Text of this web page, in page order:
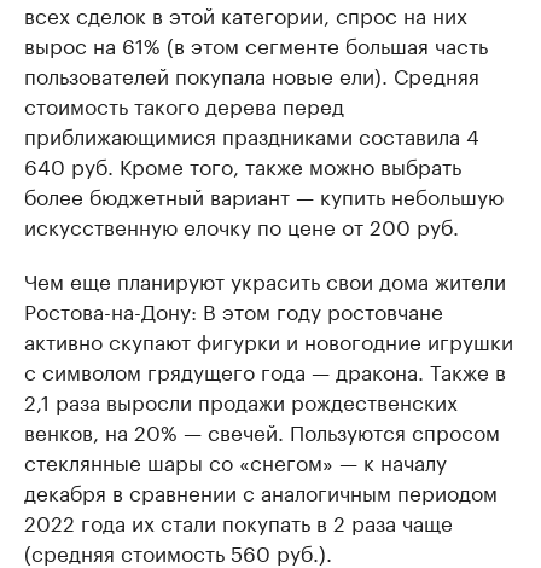
всех сделок в этой категории, спрос на них
вырос на 61% (в этом сегменте большая часть
пользователей покупала новые ели). Средняя
стоимость такого дерева перед
приближающимися праздниками составила 4
640 руб. Кроме того, также можно выбрать
более бюджетный вариант — купить небольшую
искусственную елочку по цене от 200 руб.
Чем еще планируют украсить свои дома жители
Ростова-на-Дону: В этом году ростовчане
активно скупают фигурки и новогодние игрушки
с символом грядущего года — дракона. Также в
2,1 раза выросли продажи рождественских
венков, на 20% — свечей. Пользуются спросом
стеклянные шары со «снегом» — к началу
декабря в сравнении с аналогичным периодом
2022 года их стали покупать в 2 раза чаще
(средняя стоимость 560 руб.).